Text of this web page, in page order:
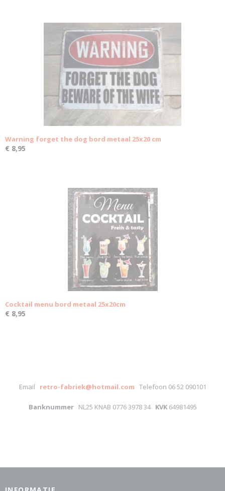
Warning forget the dog bord metaal 25x20 cm
€ 8,95
Cocktail menu bord metaal 25x20cm
€ 8,95
Email retro-fabriek@hotmail.com Telefoon 06 52 090101
Banknummer NL25 KNAB 0776 3978 34 KVK64981495